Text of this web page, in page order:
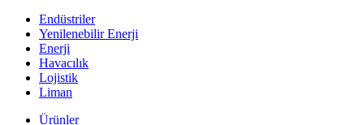
Endüstriler
Yenilenebilir Enerji
Enerji
Havacılık
Lojistik
Liman
Ürünler